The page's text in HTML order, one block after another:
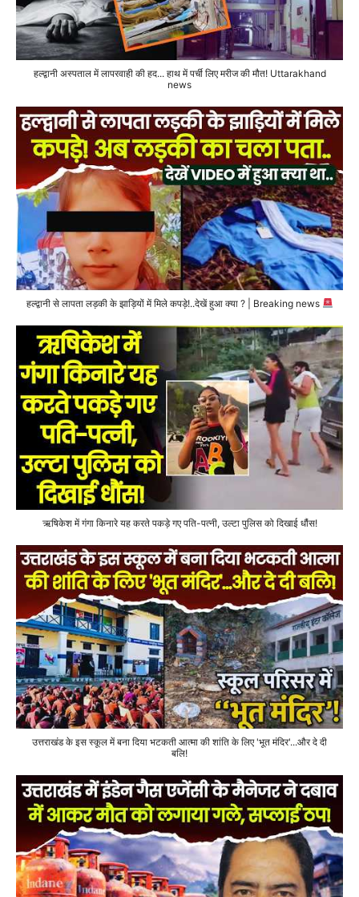
हल्द्वानी अस्पताल में लापरवाही की हद... हाथ में पर्ची लिए मरीज की मौत! Uttarakhand
news
हल्द्वानी से लापता लड़की के झाड़ियों में मिले कपड़े!..देखें हुआ क्या ? | Breaking news
ऋषिकेश में गंगा किनारे यह करते पकड़े गए पति-पत्नी, उल्टा पुलिस को दिखाई धौंस!
उत्तराखंड के इस स्कूल में बना दिया भटकती आत्मा की शांति के लिए 'भूत मंदिर'...और दे दी
बलि!